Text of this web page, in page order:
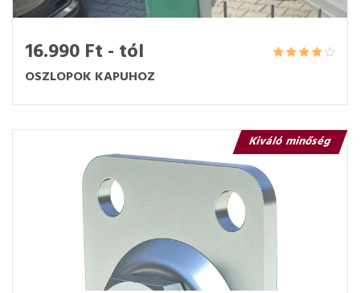
16.990 Ft - tól
OSZLOPOK KAPUHOZ
Kiváló minőség